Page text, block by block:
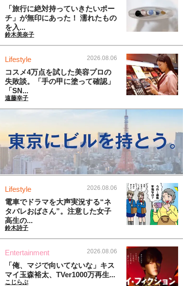
「旅行に絶対持っていきたいポー
チ」が無印にあった！ 濡れたもの
を入...
鈴木美奈子
Lifestyle 2026.08.06
コスメ4万点を試した美容プロの
失敗談。「手の甲に塗って確認」
「SN...
遠藤幸子
Lifestyle 2026.08.06
電車でドラマを大声実況する“ネ
タバレおばさん”。注意した女子
高生の...
鈴木詩子
Entertainment 2026.08.06
「俺、マジで向いてないな」キス
マイ玉森裕太、TVer1000万再生...
こじらぶ